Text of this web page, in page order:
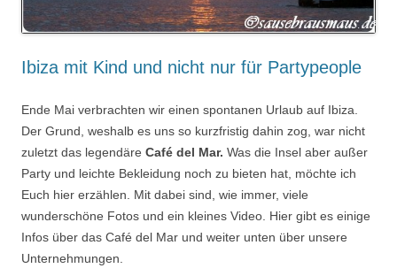
Ibiza mit Kind und nicht nur für Partypeople
Ende Mai verbrachten wir einen spontanen Urlaub auf Ibiza.
Der Grund, weshalb es uns so kurzfristig dahin zog, war nicht
zuletzt das legendäre Café del Mar. Was die Insel aber außer
Party und leichte Bekleidung noch zu bieten hat, möchte ich
Euch hier erzählen. Mit dabei sind, wie immer, viele
wunderschöne Fotos und ein kleines Video. Hier gibt es einige
Infos über das Café del Mar und weiter unten über unsere
Unternehmungen.